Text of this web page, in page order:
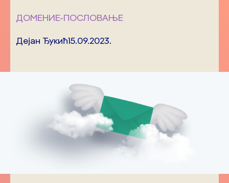
ДОМЕНИЕ-ПОСЛОВАЊЕ
Дејан Ђукић15.09.2023.